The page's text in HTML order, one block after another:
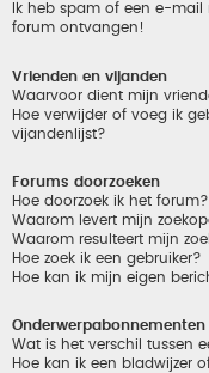
Ik heb spam of een e-
forum ontvangen!
Vrienden en vijanden
Waarvoor dient mijn
Hoe verwijder of voeg ik
vijandenlijst?
Forums doorzoeken
Hoe doorzoek ik het forum?
Waarom levert mijn
Waarom resulteert mijn
Hoe zoek ik een gebruiker?
Hoe kan ik mijn eigen
Onderwerpabonnementen
Wat is het verschil tussen
Hoe kan ik een bladwijzer